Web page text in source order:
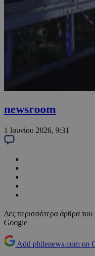
newsroom
1 Ιουνίου 2026, 9:31
Δες περισσότερα άρθρα του
Google
Add philenews.com on